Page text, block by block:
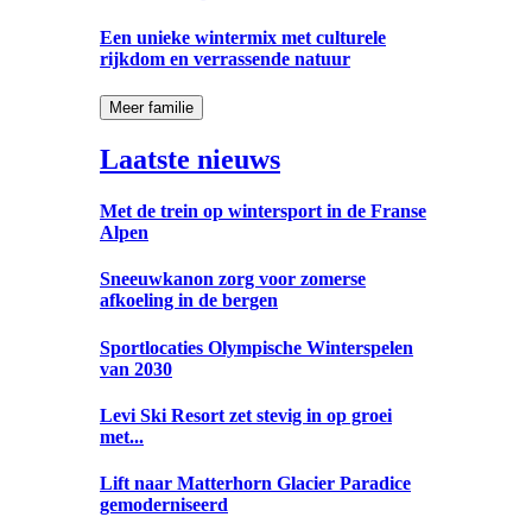
Een unieke wintermix met culturele
rijkdom en verrassende natuur
Meer familie
Laatste nieuws
Met de trein op wintersport in de Franse
Alpen
Sneeuwkanon zorg voor zomerse
afkoeling in de bergen
Sportlocaties Olympische Winterspelen
van 2030
Levi Ski Resort zet stevig in op groei
met...
Lift naar Matterhorn Glacier Paradice
gemoderniseerd